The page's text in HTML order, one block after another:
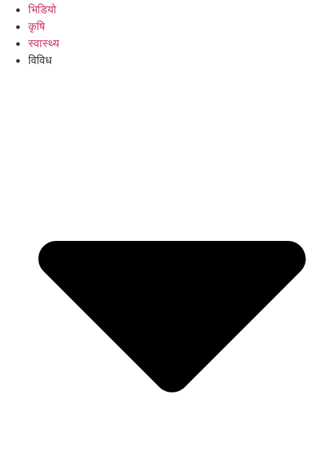
भिडियो
कृषि
स्वास्थ्य
विविध